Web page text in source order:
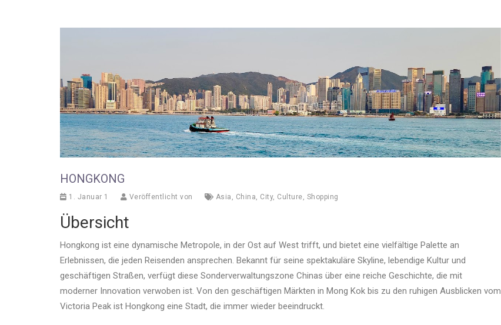
HONGKONG
1. Januar 1 Veröffentlicht von Asia , China, City, Culture, Shopping
Übersicht
Hongkong ist eine dynamische Metropole, in der Ost auf West trifft, und bietet eine vielfältige Palette an
Erlebnissen, die jeden Reisenden ansprechen. Bekannt für seine spektakuläre Skyline, lebendige Kultur und
geschäftigen Straßen, verfügt diese Sonderverwaltungszone Chinas über eine reiche Geschichte, die mit
moderner Innovation verwoben ist. Von den geschäftigen Märkten in Mong Kok bis zu den ruhigen Ausblicken vom
Victoria Peak ist Hongkong eine Stadt, die immer wieder beeindruckt.